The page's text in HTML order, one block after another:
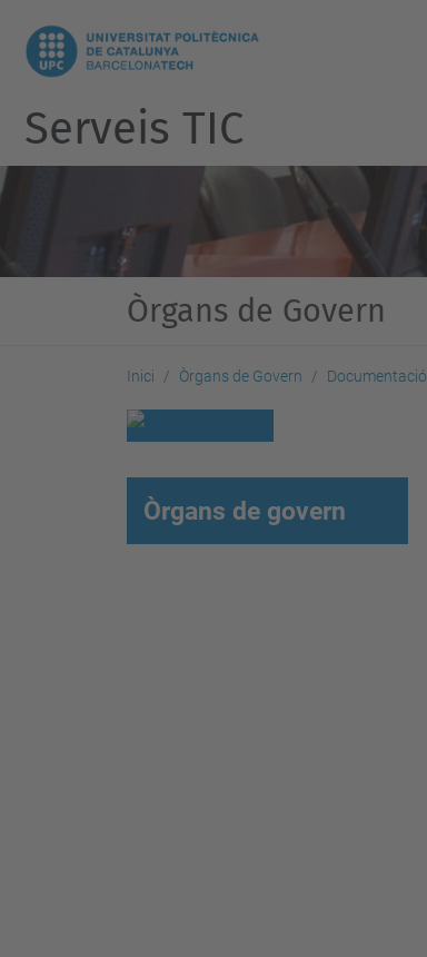
Serveis TIC
Òrgans de Govern
Inici Òrgans de Govern Documentació
Òrgans de govern